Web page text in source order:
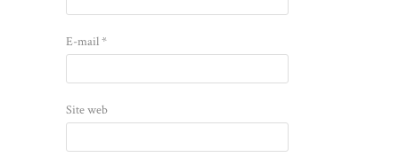
E-mail*
Site web